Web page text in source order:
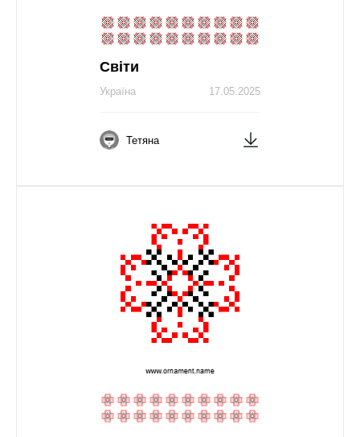
Світи
17.05.2025
Україна
Тетяна